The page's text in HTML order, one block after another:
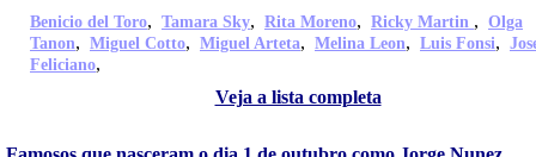
Benicio del Toro, Tamara Sky, Rita Moreno, Ricky Martin , Olga
Tanon, Miguel Cotto, Miguel Arteta, Melina Leon, Luis Fonsi,
Feliciano,
Veja a lista completa